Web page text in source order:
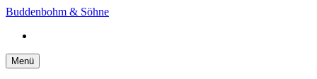
Springe
Inhalt
Buddenbohm & Söhne
Menü